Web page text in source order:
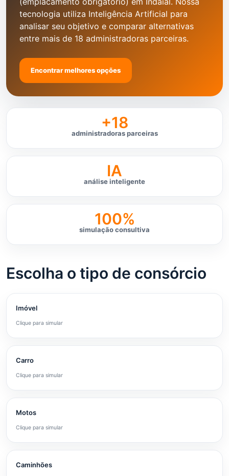
tecnologia utiliza Inteligência Artificial para
analisar seu objetivo e comparar alternativas
entre mais de 18 administradoras parceiras.
Encontrar melhores opções
+18
administradoras parceiras
IA
análise inteligente
100%
simulação consultiva
Escolha o tipo de consórcio
Imóvel
Clique para simular
Carro
Clique para simular
Motos
Clique para simular
Caminhões